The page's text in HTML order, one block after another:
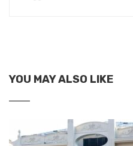
YOU MAY ALSO LIKE